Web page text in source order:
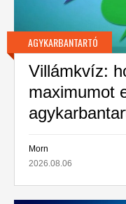
AGYKARBANTARTÓ
Villámkvíz:
maximumot
Morn
2026.08.06